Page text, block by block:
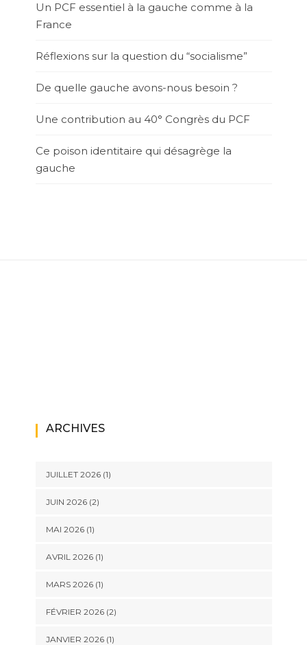
Un PCF essentiel à la gauche comme à la
France
Réflexions sur la question du “socialisme”
De quelle gauche avons-nous besoin ?
Une contribution au 40° Congrès du PCF
Ce poison identitaire qui désagrège la
gauche
ARCHIVES
JUILLET 2026(1)
JUIN 2026(2)
MAI 2026(1)
AVRIL 2026(1)
MARS 2026(1)
FÉVRIER 2026(2)
JANVIER 2026(1)